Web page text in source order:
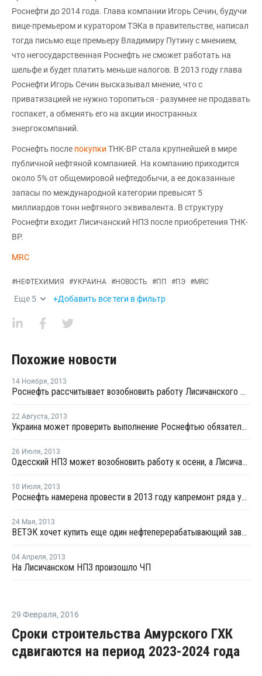
Роснефти до 2014 года. Глава компании Игорь Сечин, будучи
вице-премьером и куратором ТЭКа в правительстве, написал
тогда письмо еще премьеру Владимиру Путину с мнением,
что негосударственная Роснефть не сможет работать на
шельфе и будет платить меньше налогов. В 2013 году глава
Роснефти Игорь Сечин высказывал мнение, что с
приватизацией не нужно торопиться - разумнее не продавать
госпакет, а обменять его на акции иностранных
энергокомпаний.
Роснефть после покупки ТНК-BP стала крупнейшей в мире
публичной нефтяной компанией. На компанию приходится
около 5% от общемировой нефтедобычи, а ее доказанные
запасы по международной категории превысят 5
миллиардов тонн нефтяного эквивалента. В структуру
Роснефти входит Лисичанский НПЗ после приобретения ТНК-
ВР.
MRC
#НЕФТЕХИМИЯ #УКРАИНА #НОВОСТЬ #ПП #ПЭ #MRC
Еще 5 +Добавить все теги в фильтр
Похожие новости
14 Ноября, 2013
Роснефть рассчитывает возобновить работу Лисичанского НПЗ весной 2014 года
22 Августа, 2013
Украина может проверить выполнение Роснефтью обязательств перед Лисичанским НПЗ
26 Июля, 2013
Одесский НПЗ может возобновить работу к осени, а Лисичанский НПЗ - не ранее февраля-марта 2014 года
10 Июля, 2013
Роснефть намерена провести в 2013 году капремонт ряда установок на Лисичанском НПЗ
24 Мая, 2013
ВЕТЭК хочет купить еще один нефтеперерабатывающий завод на Украине - Лисичанский НПЗ
04 Апреля, 2013
На Лисичанском НПЗ произошло ЧП
29 Февраля, 2016
Cроки строительства Амурского ГХК
сдвигаются на период 2023-2024 года